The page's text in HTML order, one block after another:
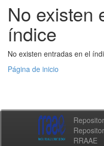
No existen
índice
No existen entradas en el
Página de inicio
RRAAE